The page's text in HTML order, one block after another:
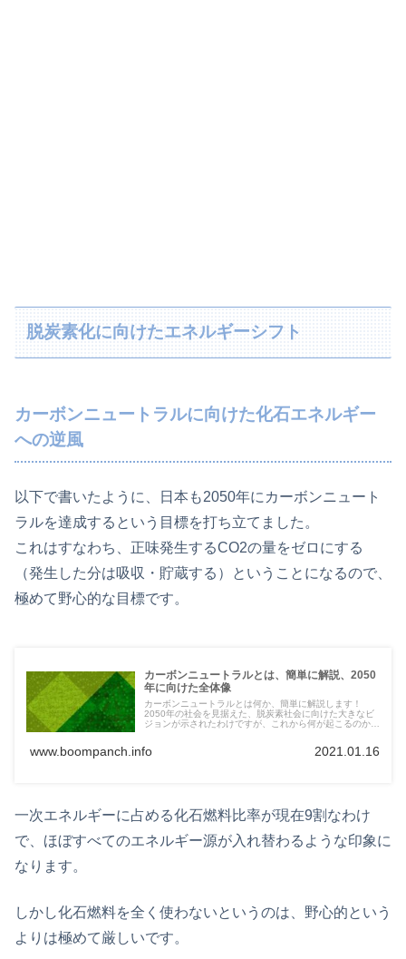
脱炭素化に向けたエネルギーシフト
カーボンニュートラルに向けた化石エネルギー
への逆風
以下で書いたように、日本も2050年にカーボンニュート
ラルを達成するという目標を打ち立てました。
これはすなわち、正味発生するCO2の量をゼロにする
（発生した分は吸収・貯蔵する）ということになるので、
極めて野心的な目標です。
カーボンニュートラルとは、簡単に解説、2050
年に向けた全体像
カーボンニュートラルとは何か、簡単に解説します！
2050年の社会を見据えた、脱炭素社会に向けた大きなビ
ジョンが示されたわけですが、これから何が起こるのか、
て、直近で出てきた政府の方針等々を見ながらまとめま
www.boompanch.info 2021.01.16
一次エネルギーに占める化石燃料比率が現在9割なわけ
で、ほぼすべてのエネルギー源が入れ替わるような印象に
なります。
しかし化石燃料を全く使わないというのは、野心的という
よりは極めて厳しいです。